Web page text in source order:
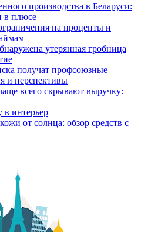
производства в Беларуси:
в плюсе
на проценты и
утерянная гробница
получат профсоюзные
и перспективы
всего скрывают выручку:
в интерьер
от солнца: обзор средств с